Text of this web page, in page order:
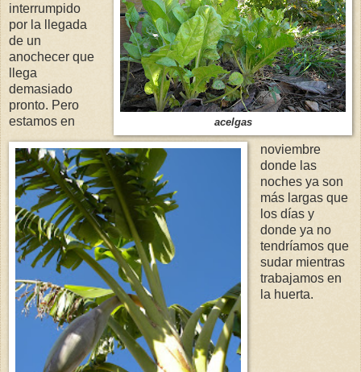
acelgas
interrumpido
por la llegada
de un
anochecer que
llega
demasiado
pronto. Pero
estamos en
noviembre
donde las
noches ya son
más largas que
los días y
donde ya no
tendríamos que
sudar mientras
trabajamos en
la huerta.